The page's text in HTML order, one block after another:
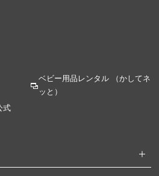
ベビー用品レンタル（かしてネ
ッと）
式